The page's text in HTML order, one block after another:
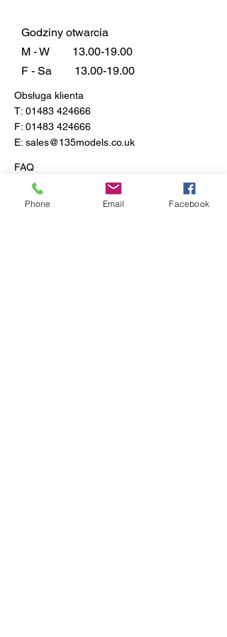
Godziny otwarcia
M - W
13.00-19.00
F - Sa
13.00-19.00
Obsługa klienta
T: 01483 424666
F: 01483 424666
E: sales@135models.co.uk
FAQ
Dostawa i zwroty
Zasady sklepu
Phone Email Facebook